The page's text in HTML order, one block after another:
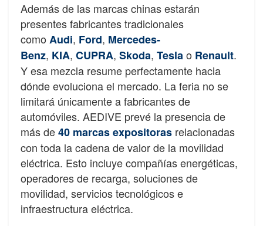
Además de las marcas chinas estarán
presentes fabricantes tradicionales
como Audi, Ford, Mercedes-
Benz, KIA, CUPRA, Skoda, Teslao Renault.
Y esa mezcla resume perfectamente hacia
dónde evoluciona el mercado. La feria no se
limitará únicamente a fabricantes de
automóviles. AEDIVE prevé la presencia de
más de40 marcas expositoras relacionadas
con toda la cadena de valor de la movilidad
eléctrica. Esto incluye compañías energéticas,
operadores de recarga, soluciones de
movilidad, servicios tecnológicos e
infraestructura eléctrica.